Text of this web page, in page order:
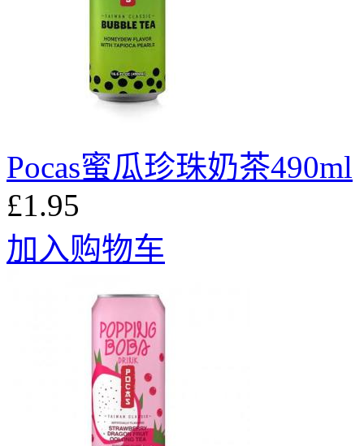
Pocas蜜瓜珍珠奶茶490ml
£1.95
加入购物车